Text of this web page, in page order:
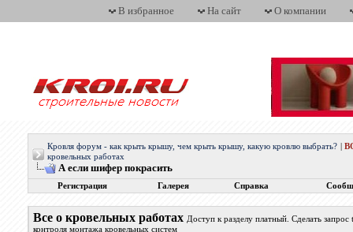
В избранное На сайт О компании
Кровля форум - как крыть крышу, чем крыть крышу, какую кровлю выбрать?
кровельных работах
А если шифер покрасить
Регистрация Галерея Справка
Все о кровельных работах Доступ к разделу платный. Сделать
контроля монтажа кровельных систем